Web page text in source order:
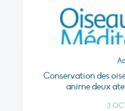
Conservation des
anime deux
3